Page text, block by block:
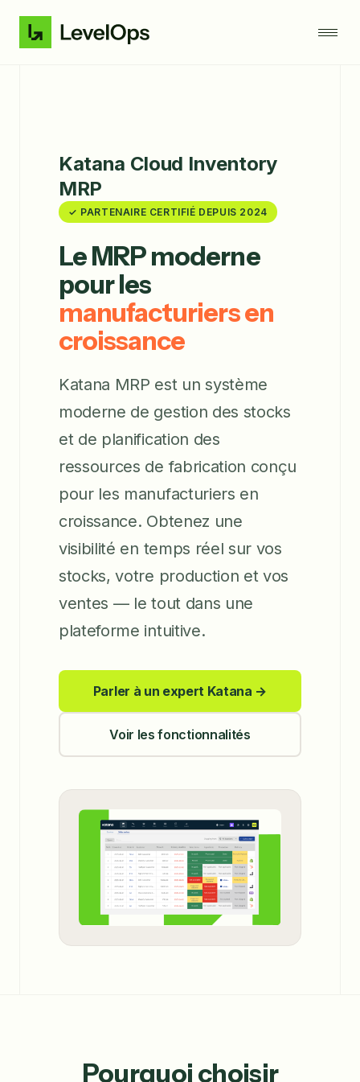
Katana Cloud Inventory
MRP
✓ PARTENAIRE CERTIFIÉ DEPUIS 2024
Le MRP moderne
pour les
manufacturiers en
croissance
Katana MRP est un système
moderne de gestion des stocks
et de planification des
ressources de fabrication conçu
pour les manufacturiers en
croissance. Obtenez une
visibilité en temps réel sur vos
stocks, votre production et vos
ventes — le tout dans une
plateforme intuitive.
Parler à un expert Katana →
Voir les fonctionnalités
Pourquoi choisir